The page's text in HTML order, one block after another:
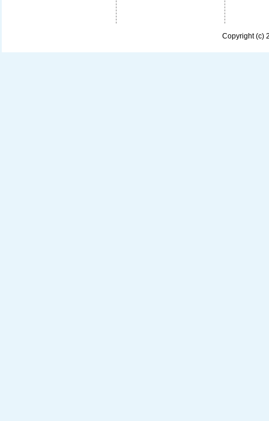
Copyright (c)